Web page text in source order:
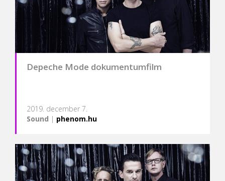
Depeche Mode dokumentumfilm
2019. december 7.
Sound | phenom.hu